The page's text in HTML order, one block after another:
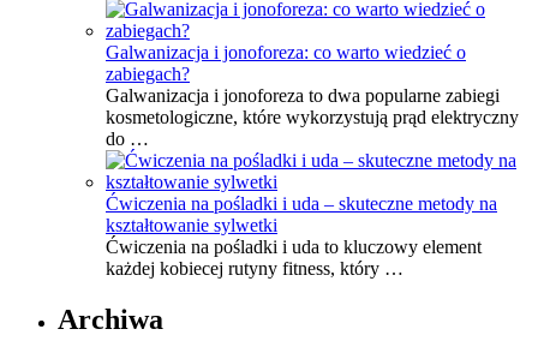
Galwanizacja i jonoforeza: co warto wiedzieć o
zabiegach?
Galwanizacja i jonoforeza to dwa popularne zabiegi
kosmetologiczne, które wykorzystują prąd elektryczny
do …
Ćwiczenia na pośladki i uda – skuteczne metody na
kształtowanie sylwetki
Ćwiczenia na pośladki i uda to kluczowy element
każdej kobiecej rutyny fitness, który …
Archiwa